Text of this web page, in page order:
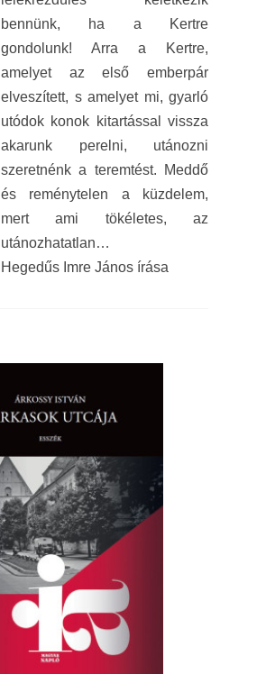
bennünk, ha a Kertre
gondolunk! Arra a Kertre,
amelyet az első emberpár
elveszített, s amelyet mi, gyarló
utódok konok kitartással vissza
akarunk perelni, utánozni
szeretnénk a teremtést. Meddő
és reménytelen a küzdelem,
mert ami tökéletes, az
utánozhatatlan…
Hegedűs Imre János írása